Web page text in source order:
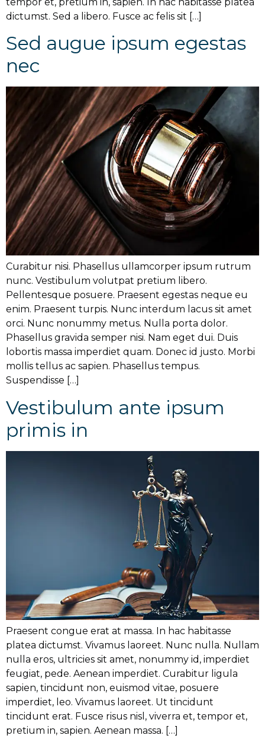
dictumst. Sed a libero. Fusce ac felis sit […]
Sed augue ipsum egestas
nec
Curabitur nisi. Phasellus ullamcorper ipsum rutrum
nunc. Vestibulum volutpat pretium libero.
Pellentesque posuere. Praesent egestas neque eu
enim. Praesent turpis. Nunc interdum lacus sit amet
orci. Nunc nonummy metus. Nulla porta dolor.
Phasellus gravida semper nisi. Nam eget dui. Duis
lobortis massa imperdiet quam. Donec id justo. Morbi
mollis tellus ac sapien. Phasellus tempus.
Suspendisse […]
Vestibulum ante ipsum
primis in
Praesent congue erat at massa. In hac habitasse
platea dictumst. Vivamus laoreet. Nunc nulla. Nullam
nulla eros, ultricies sit amet, nonummy id, imperdiet
feugiat, pede. Aenean imperdiet. Curabitur ligula
sapien, tincidunt non, euismod vitae, posuere
imperdiet, leo. Vivamus laoreet. Ut tincidunt
tincidunt erat. Fusce risus nisl, viverra et, tempor et,
pretium in, sapien. Aenean massa. […]